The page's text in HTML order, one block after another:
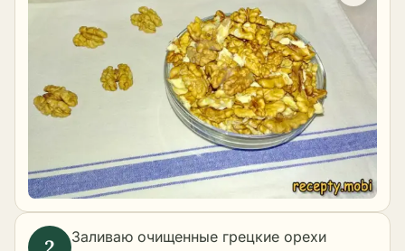
Заливаю очищенные грецкие орехи